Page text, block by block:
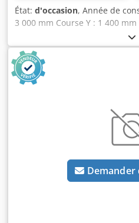
État: d'occasion, Année de
3 000 mm Course Y : 1 400
Dimensions de la table : 3 200
numérique : TNC 430 B
60 - 4 000 tr/min Interface de
mm/min Capacité de charge
moteur de fraisage : 24 kW
Encombrement : environ 6,5 x
Aszrpnxjfxor Commande :
numérique. La tête de
et pivotante automatiquement
est équipée d’un changeur
20 positions, d’un convoyeur à
haute vitesse adaptable (30
Demander